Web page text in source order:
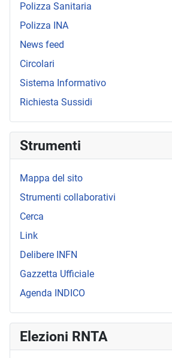
Polizza Sanitaria
Polizza INA
News feed
Circolari
Sistema Informativo
Richiesta Sussidi
Strumenti
Mappa del sito
Strumenti collaborativi
Cerca
Link
Delibere INFN
Gazzetta Ufficiale
Agenda INDICO
Elezioni RNTA